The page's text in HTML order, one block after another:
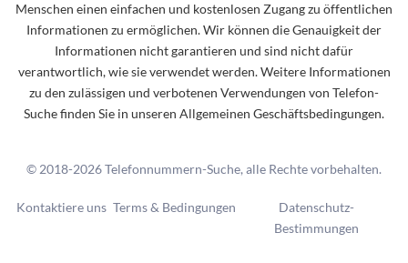
Menschen einen einfachen und kostenlosen Zugang zu öffentlichen
Informationen zu ermöglichen. Wir können die Genauigkeit der
Informationen nicht garantieren und sind nicht dafür
verantwortlich, wie sie verwendet werden. Weitere Informationen
zu den zulässigen und verbotenen Verwendungen von Telefon-
Suche finden Sie in unseren Allgemeinen Geschäftsbedingungen.
© 2018-2026 Telefonnummern-Suche, alle Rechte vorbehalten.
Kontaktiere uns Terms & Bedingungen
Datenschutz-
Bestimmungen